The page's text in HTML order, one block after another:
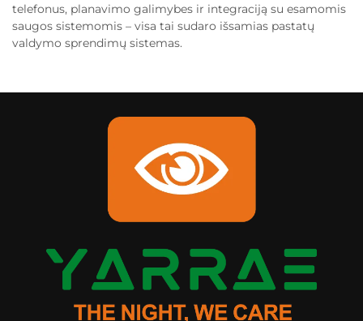
telefonus, planavimo galimybes ir integraciją su esamomis
saugos sistemomis – visa tai sudaro išsamias pastatų
valdymo sprendimų sistemas.